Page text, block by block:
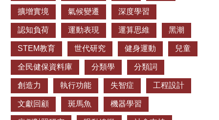
擴增實境 氣候變遷 深度學習
認知負荷 運動表現 運算思維 黑潮
STEM教育 世代研究 健身運動 兒童
全民健保資料庫 分類學 分類詞
創造力 執行功能 失智症 工程設計
文獻回顧 斑馬魚 機器學習